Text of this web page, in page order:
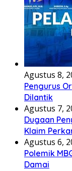
Agustus 8,
Pengurus
Dilantik
Agustus 7,
Dugaan
Klaim
Agustus 6,
Polemik
Damai